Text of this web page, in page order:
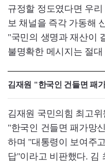
규정할 정도였다면 우
보 채널을 즉각 가동해
"국민의 생명과 재산이
불명확한 메시지는 절
김재원 "한국인 건들면 패
김재원 국민의힘 최고
"한국인 건들면 패가망
하며 "대통령이 보여주
답"이라고 비판했다. 김